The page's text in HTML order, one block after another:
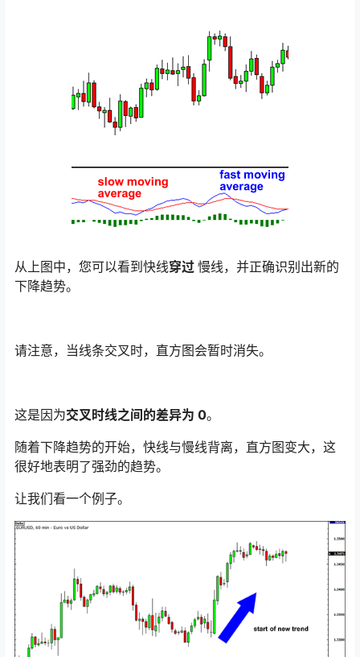
从上图中，您可以看到快线穿过 慢线，并正确识别出新的
下降趋势。
请注意，当线条交叉时，直方图会暂时消失。
这是因为交叉时线之间的差异为 0。
随着下降趋势的开始，快线与慢线背离，直方图变大，这
很好地表明了强劲的趋势。
让我们看一个例子。